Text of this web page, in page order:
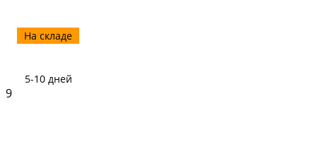
9
На складе
5-10 дней